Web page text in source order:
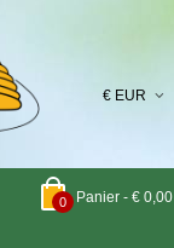
€ EUR
0 Panier - € 0,00